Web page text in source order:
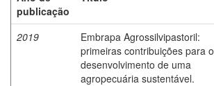
publicação
2019
Embrapa Agrossilvipastoril:
primeiras contribuições para o
desenvolvimento de uma
agropecuária sustentável.